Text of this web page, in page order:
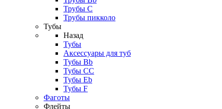
Трубы C
Трубы пикколо
Тубы
Назад
Тубы
Аксессуары для туб
Тубы Bb
Тубы CC
Тубы Eb
Тубы F
Фаготы
Флейты